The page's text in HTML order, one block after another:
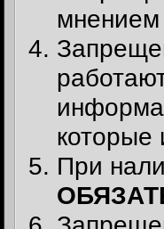
мнением
которые
При